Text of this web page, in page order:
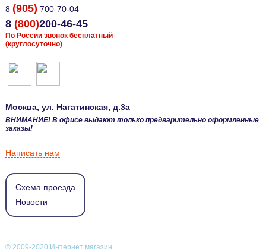
8 (905) 700-70-04
8 (800)200-46-45
По России звонок бесплатный
(круглосуточно)
Москва, ул. Нагатинская, д.3а
ВНИМАНИЕ! В офисе выдают только предварительно оформленные
заказы!
Написать нам
Схема проезда
Новости
© 2009-2020 Интернет магазин